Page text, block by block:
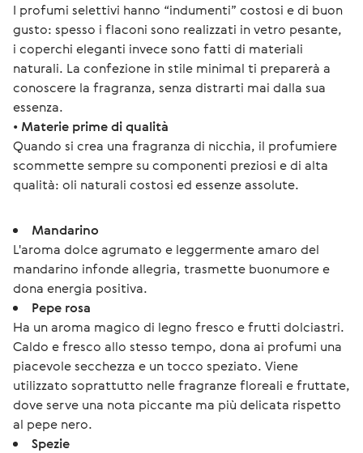
I profumi selettivi hanno “indumenti” costosi e di buon
gusto: spesso i flaconi sono realizzati in vetro pesante,
i coperchi eleganti invece sono fatti di materiali
naturali. La confezione in stile minimal ti preparerà a
conoscere la fragranza, senza distrarti mai dalla sua
essenza.
• Materie prime di qualità
Quando si crea una fragranza di nicchia, il profumiere
scommette sempre su componenti preziosi e di alta
qualità: oli naturali costosi ed essenze assolute.
Mandarino
L'aroma dolce agrumato e leggermente amaro del
mandarino infonde allegria, trasmette buonumore e
dona energia positiva.
Pepe rosa
Ha un aroma magico di legno fresco e frutti dolciastri.
Caldo e fresco allo stesso tempo, dona ai profumi una
piacevole secchezza e un tocco speziato. Viene
utilizzato soprattutto nelle fragranze floreali e fruttate,
dove serve una nota piccante ma più delicata rispetto
al pepe nero.
Spezie